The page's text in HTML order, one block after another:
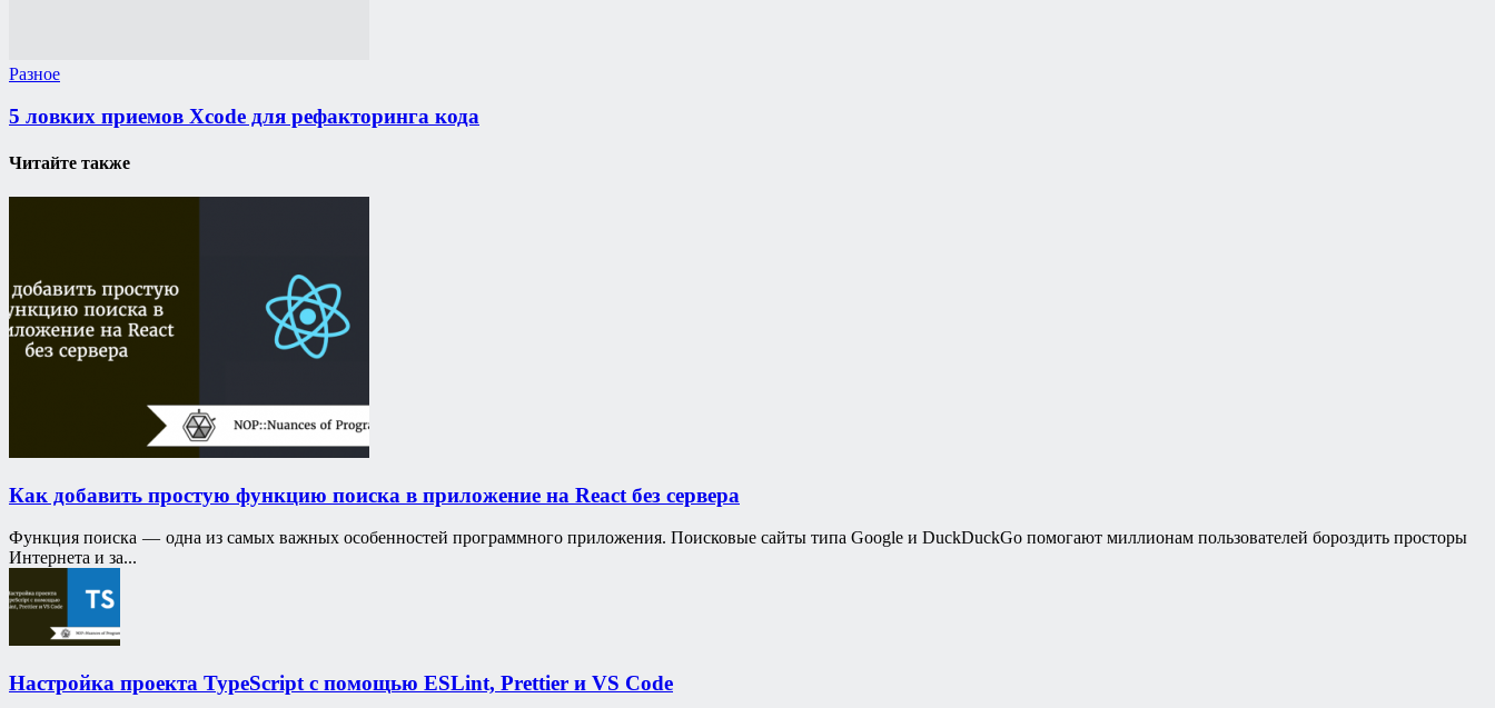
Разное
5 ловких приемов Xcode для рефакторинга кода
Читайте также
Как добавить простую функцию поиска в приложение на React без сервера
Функция поиска — одна из самых важных особенностей программного приложения. Поисковые сайты типа Google и DuckDuckGo помогают миллионам пользователей бороздить просторы
Интернета и за...
Настройка проекта TypeScript с помощью ESLint, Prettier и VS Code